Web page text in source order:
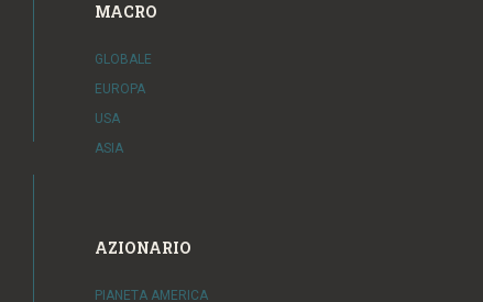
MACRO
GLOBALE
EUROPA
USA
ASIA
AZIONARIO
PIANETA AMERICA